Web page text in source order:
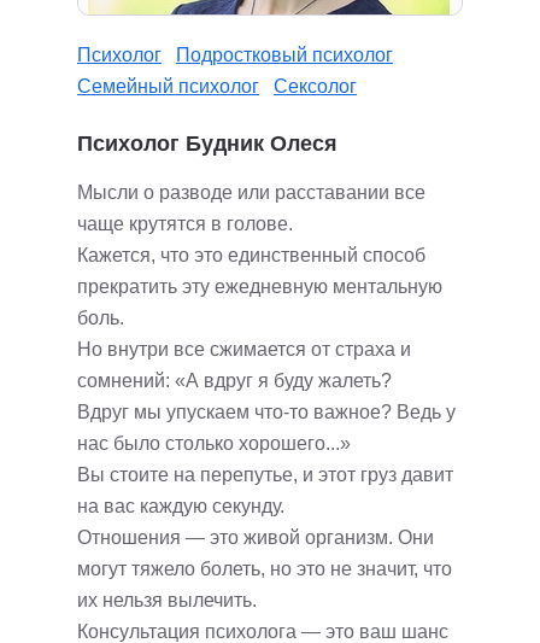
Психолог
Подростковый психолог
Семейный психолог
Сексолог
Психолог Будник Олеся
Мысли о разводе или расставании все
чаще крутятся в голове.
Кажется, что это единственный способ
прекратить эту ежедневную ментальную
боль.
Но внутри все сжимается от страха и
сомнений: «А вдруг я буду жалеть?
Вдруг мы упускаем что-то важное? Ведь у
нас было столько хорошего...»
Вы стоите на перепутье, и этот груз давит
на вас каждую секунду.
Отношения — это живой организм. Они
могут тяжело болеть, но это не значит, что
их нельзя вылечить.
Консультация психолога — это ваш шанс